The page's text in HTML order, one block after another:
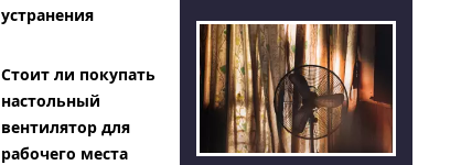
устранения
Стоит ли покупать
настольный
вентилятор для
рабочего места